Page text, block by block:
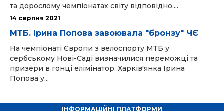
та дорослому чемпіонатах світу відповідно....
14 серпня 2021
МТБ. Ірина Попова завоювала "бронзу" ЧЄ
На чемпіонаті Європи з велоспорту МТБ у
сербському Нові-Саді визначилися переможці та
призери в гонці елімінатор. Харків'янка Ірина
Попова у...
ІНФОРМАЦІЙНІ ПЛАТФОРМИ